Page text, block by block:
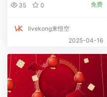
35 0 免费
livekong来悟空
2025-04-16